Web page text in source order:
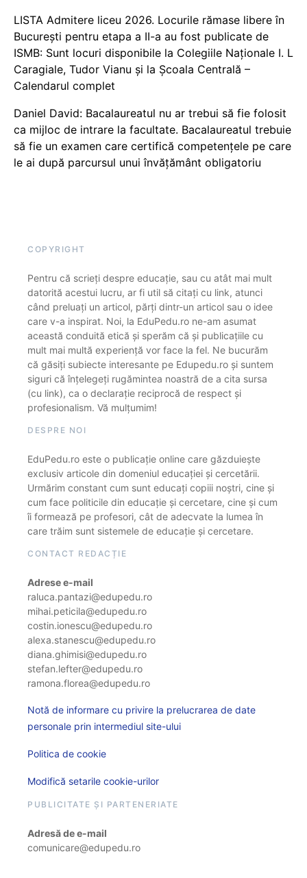
LISTA Admitere liceu 2026. Locurile rămase libere în
București pentru etapa a II-a au fost publicate de
ISMB: Sunt locuri disponibile la Colegiile Naționale I. L
Caragiale, Tudor Vianu și la Școala Centrală –
Calendarul complet
Daniel David: Bacalaureatul nu ar trebui să fie folosit
ca mijloc de intrare la facultate. Bacalaureatul trebuie
să fie un examen care certifică competențele pe care
le ai după parcursul unui învățământ obligatoriu
COPYRIGHT
Pentru că scrieți despre educație, sau cu atât mai mult
datorită acestui lucru, ar fi util să citați cu link, atunci
când preluați un articol, părți dintr-un articol sau o idee
care v-a inspirat. Noi, la EduPedu.ro ne-am asumat
această conduită etică și sperăm că și publicațiile cu
mult mai multă experiență vor face la fel. Ne bucurăm
că găsiți subiecte interesante pe Edupedu.ro și suntem
siguri că înțelegeți rugămintea noastră de a cita sursa
(cu link), ca o declarație reciprocă de respect și
profesionalism. Vă mulțumim!
DESPRE NOI
EduPedu.ro este o publicație online care găzduiește
exclusiv articole din domeniul educației și cercetării.
Urmărim constant cum sunt educați copiii noștri, cine și
cum face politicile din educație și cercetare, cine și cum
îi formează pe profesori, cât de adecvate la lumea în
care trăim sunt sistemele de educație și cercetare.
CONTACT REDACȚIE
Adrese e-mail
raluca.pantazi@edupedu.ro
mihai.peticila@edupedu.ro
costin.ionescu@edupedu.ro
alexa.stanescu@edupedu.ro
diana.ghimisi@edupedu.ro
stefan.lefter@edupedu.ro
ramona.florea@edupedu.ro
Notă de informare cu privire la prelucrarea de date
personale prin intermediul site-ului
Politica de cookie
Modifică setarile cookie-urilor
PUBLICITATE ȘI PARTENERIATE
Adresă de e-mail
comunicare@edupedu.ro